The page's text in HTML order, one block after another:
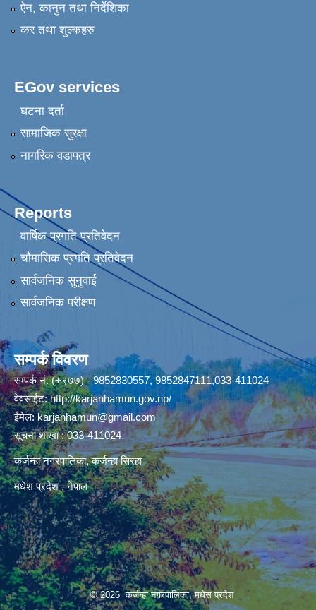
ऐन, कानुन तथा निर्देशिका
कर तथा शुल्कहरु
EGov services
घटना दर्ता
सामाजिक सुरक्षा
नागरिक वडापत्र
Reports
वार्षिक प्रगति प्रतिवेदन
चौमासिक प्रगति प्रतिवेदन
सार्वजनिक सुनुवाई
सार्वजनिक परीक्षण
सम्पर्क विवरण
सम्पर्क नं. (+९७७) - 9852830557, 9852847111,033-411024
वेवसाईट:http://karjanhamun.gov.np/
ईमेल:karjanhamun@gmail.com
सूचना शाखा : 033-411024
कर्जन्हा नगरपालिका, कर्जन्हा सिरहा
मधेश प्रदेश , नेपाल
© 2026 कर्जन्हा नगरपालिका, मधेस प्रदेश